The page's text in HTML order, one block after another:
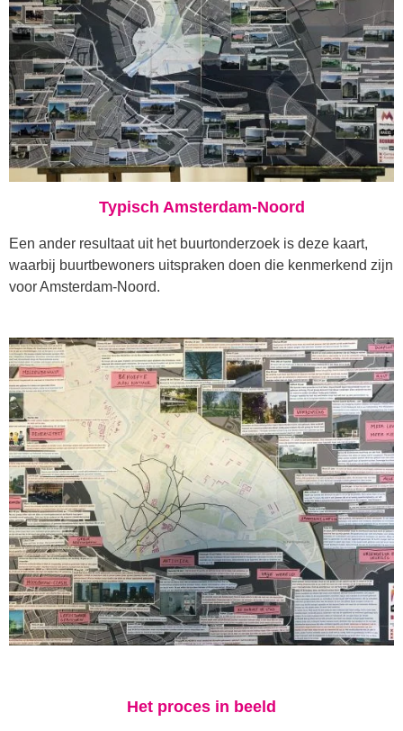
Typisch Amsterdam-Noord
Een ander resultaat uit het buurtonderzoek is deze kaart,
waarbij buurtbewoners uitspraken doen die kenmerkend zijn
voor Amsterdam-Noord.
Het proces in beeld